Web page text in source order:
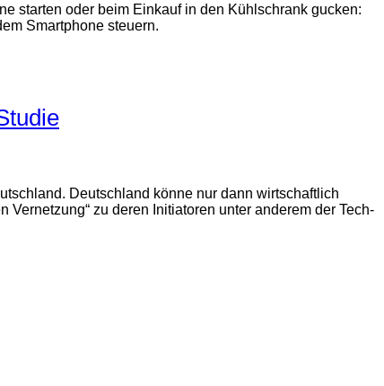
starten oder beim Einkauf in den Kühlschrank gucken:
Smartphone steuern.
Deutschland könne nur dann wirtschaftlich
zu deren Initiatoren unter anderem der Tech-